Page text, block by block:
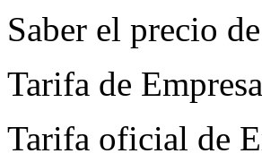
Saber el precio
Tarifa de
Tarifa oficial de